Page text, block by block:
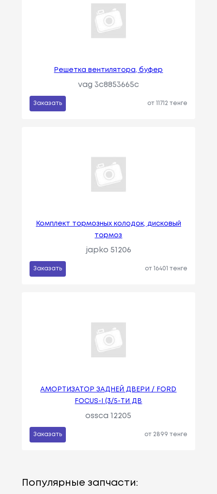
Решетка вентилятора, буфер
vag 3c8853665c
Заказать от 11712 тенге
Комплект тормозных колодок, дисковый
тормоз
japko 51206
Заказать от 16401 тенге
АМОРТИЗАТОР ЗАДНЕЙ ДВЕРИ / FORD
FOCUS-I (3/5-ТИ ДВ
ossca 12205
Заказать от 2899 тенге
Популярные запчасти: